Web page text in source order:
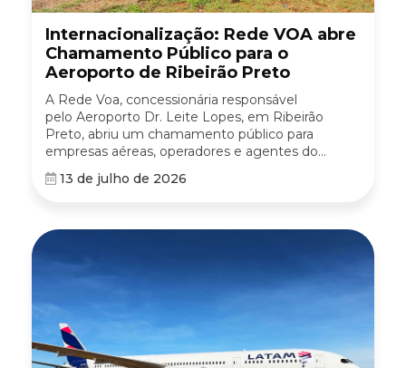
Internacionalização: Rede VOA abre
Chamamento Público para o
Aeroporto de Ribeirão Preto
A Rede Voa, concessionária responsável
pelo Aeroporto Dr. Leite Lopes, em Ribeirão
Preto, abriu um chamamento público para
empresas aéreas, operadores e agentes do...
13 de julho de 2026